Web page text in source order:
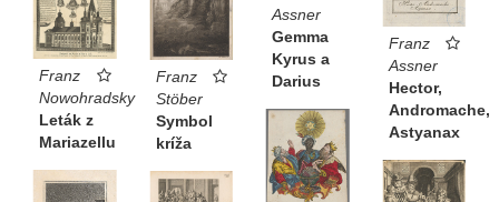
Assner
Gemma
Kyrus a
Darius
Franz
Assner
Hector,
Andromache,
Astyanax
Franz
Stöber
Symbol
kríža
Franz
Nowohradsky
Leták z
Mariazellu